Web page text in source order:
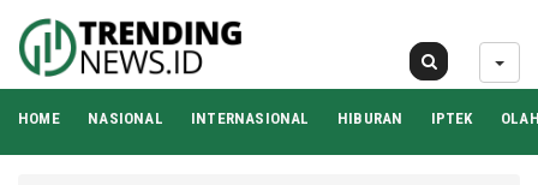
HOME NASIONAL INTERNASIONAL HIBURAN IPTEK